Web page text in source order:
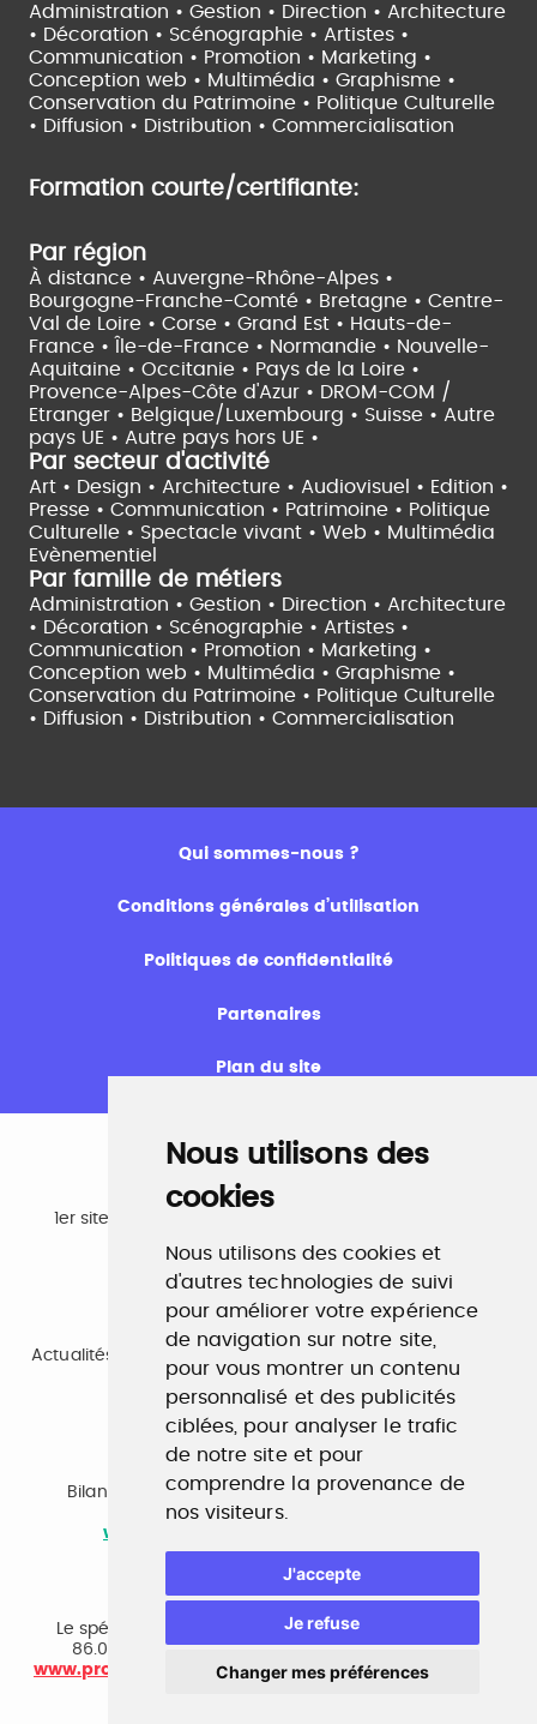
Nous utilisons des
cookies
Nous utilisons des cookies et
d'autres technologies de suivi
pour améliorer votre expérience
de navigation sur notre site,
pour vous montrer un contenu
personnalisé et des publicités
ciblées, pour analyser le trafic
de notre site et pour
comprendre la provenance de
nos visiteurs.
J'accepte
Je refuse
Changer mes préférences
Administration • Gestion • Direction • Architecture
• Décoration • Scénographie • Artistes •
Communication • Promotion • Marketing •
Conception web • Multimédia • Graphisme •
Conservation du Patrimoine • Politique Culturelle
• Diffusion • Distribution • Commercialisation
Formation courte/certifiante:
Par région
À distance • Auvergne-Rhône-Alpes •
Bourgogne-Franche-Comté • Bretagne • Centre-
Val de Loire • Corse • Grand Est • Hauts-de-
France •
Île-de-France • Normandie • Nouvelle-
Aquitaine • Occitanie • Pays de la Loire •
Provence-Alpes-Côte d'Azur • DROM-COM /
Etranger • Belgique/Luxembourg • Suisse • Autre
pays UE • Autre pays hors UE •
Par secteur d'activité
Art • Design • Architecture • Audiovisuel • Edition •
Presse • Communication • Patrimoine • Politique
Culturelle • Spectacle vivant • Web • Multimédia
Evènementiel
Par famille de métiers
Administration • Gestion • Direction • Architecture
• Décoration • Scénographie • Artistes •
Communication • Promotion • Marketing •
Conception web • Multimédia • Graphisme •
Conservation du Patrimoine • Politique Culturelle
• Diffusion • Distribution • Commercialisation
Qui sommes-nous ?
Conditions générales d’utilisation
Politiques de confidentialité
Partenaires
Plan du site
Emploi
1er site emploi du secteur culturel 784.000 visites et
www.profilculture.com
Formation
Actualités, guide et annuaire des formations aux métiers
de la culture.
www.profilculture-formation.com
Accompagnement professionnel
Bilan de compétences, coaching, techniques de
recherche d'emploi, entretien conseil.
www.profilculture-competences.com
Le spécialiste du secteur culturel, une cvthèque de
86.000 CV et réseau unique de professionnels.
www.profilculture-conseil.com/cabinet-recrutement